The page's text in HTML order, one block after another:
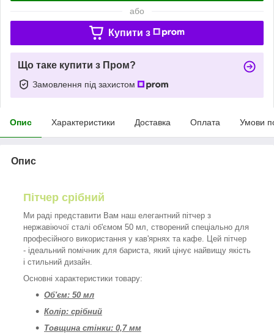
або
Купити з
Що таке купити з Пром?
Замовлення під захистом
Опис Характеристики Доставка Оплата Умови
Опис
Пітчер срібний
Ми раді представити Вам наш елегантний пітчер з
нержавіючої сталі об'ємом 50 мл, створений спеціально для
професійного використання у кав'ярнях та кафе. Цей пітчер
- ідеальний помічник для бариста, який цінує найвищу якість
і стильний дизайн.
Основні характеристики товару:
Об'єм: 50 мл
Колір: срібний
Товщина стінки: 0,7 мм